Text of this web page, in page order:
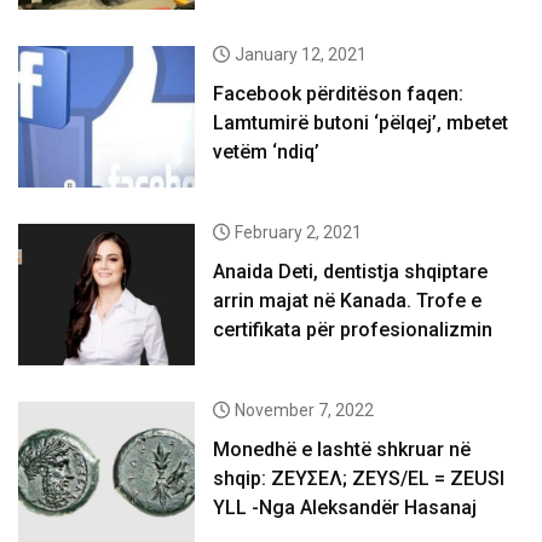
January 12, 2021
Facebook përditëson faqen:
Lamtumirë butoni ‘pëlqej’, mbetet
vetëm ‘ndiq’
February 2, 2021
Anaida Deti, dentistja shqiptare
arrin majat në Kanada. Trofe e
certifikata për profesionalizmin
November 7, 2022
Monedhë e lashtë shkruar në
shqip: ΖΕΥΣΕΛ; ZEYS/EL = ZEUSI
YLL -Nga Aleksandër Hasanaj